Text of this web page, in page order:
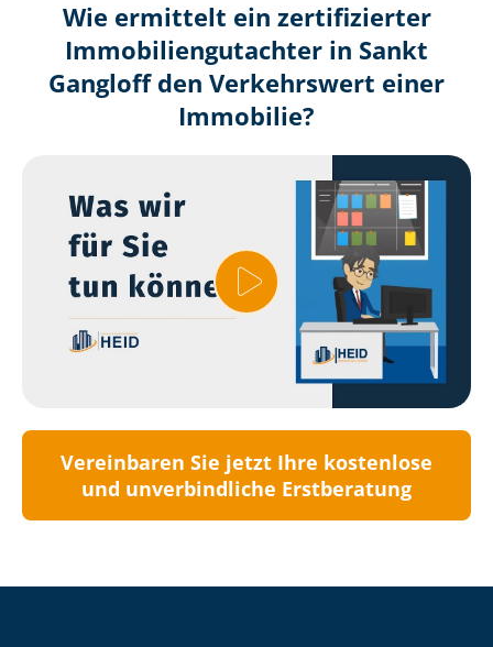
Wie ermittelt ein zertifizierter
Immobilien­gutachter in Sankt
Gangloff den Verkehrswert einer
Immobilie?
Vereinbaren Sie jetzt Ihre kostenlose
und unverbindliche Erstberatung